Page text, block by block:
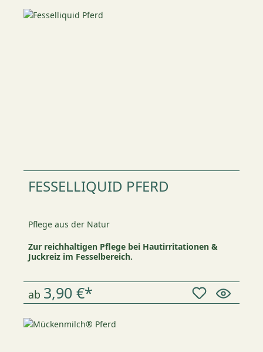
FESSELLIQUID PFERD
Pflege aus der Natur
Zur reichhaltigen Pflege bei Hautirritationen &
Juckreiz im Fesselbereich.
ab 3,90 €*